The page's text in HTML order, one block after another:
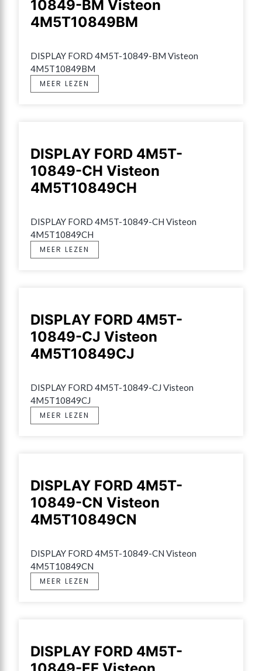
10849-BM Visteon
4M5T10849BM
DISPLAY FORD 4M5T-10849-BM Visteon
4M5T10849BM
MEER LEZEN
DISPLAY FORD 4M5T-
10849-CH Visteon
4M5T10849CH
DISPLAY FORD 4M5T-10849-CH Visteon
4M5T10849CH
MEER LEZEN
DISPLAY FORD 4M5T-
10849-CJ Visteon
4M5T10849CJ
DISPLAY FORD 4M5T-10849-CJ Visteon
4M5T10849CJ
MEER LEZEN
DISPLAY FORD 4M5T-
10849-CN Visteon
4M5T10849CN
DISPLAY FORD 4M5T-10849-CN Visteon
4M5T10849CN
MEER LEZEN
DISPLAY FORD 4M5T-